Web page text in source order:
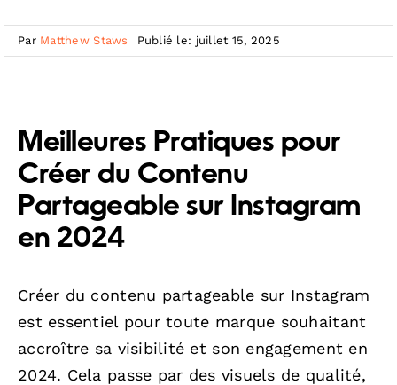
Par Matthew Staws Publié le: juillet 15, 2025
Meilleures Pratiques pour
Créer du Contenu
Partageable sur Instagram
en 2024
Créer du contenu partageable sur Instagram
est essentiel pour toute marque souhaitant
accroître sa visibilité et son engagement en
2024. Cela passe par des visuels de qualité,